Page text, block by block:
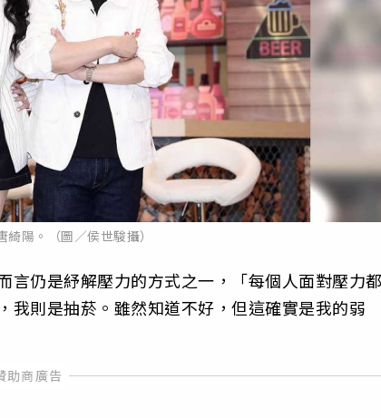
陽。（圖／侯世駿攝）
言仍是紓解壓力的方式之一，「每個人面對壓力
我則是抽菸。雖然知道不好，但這確實是我的弱